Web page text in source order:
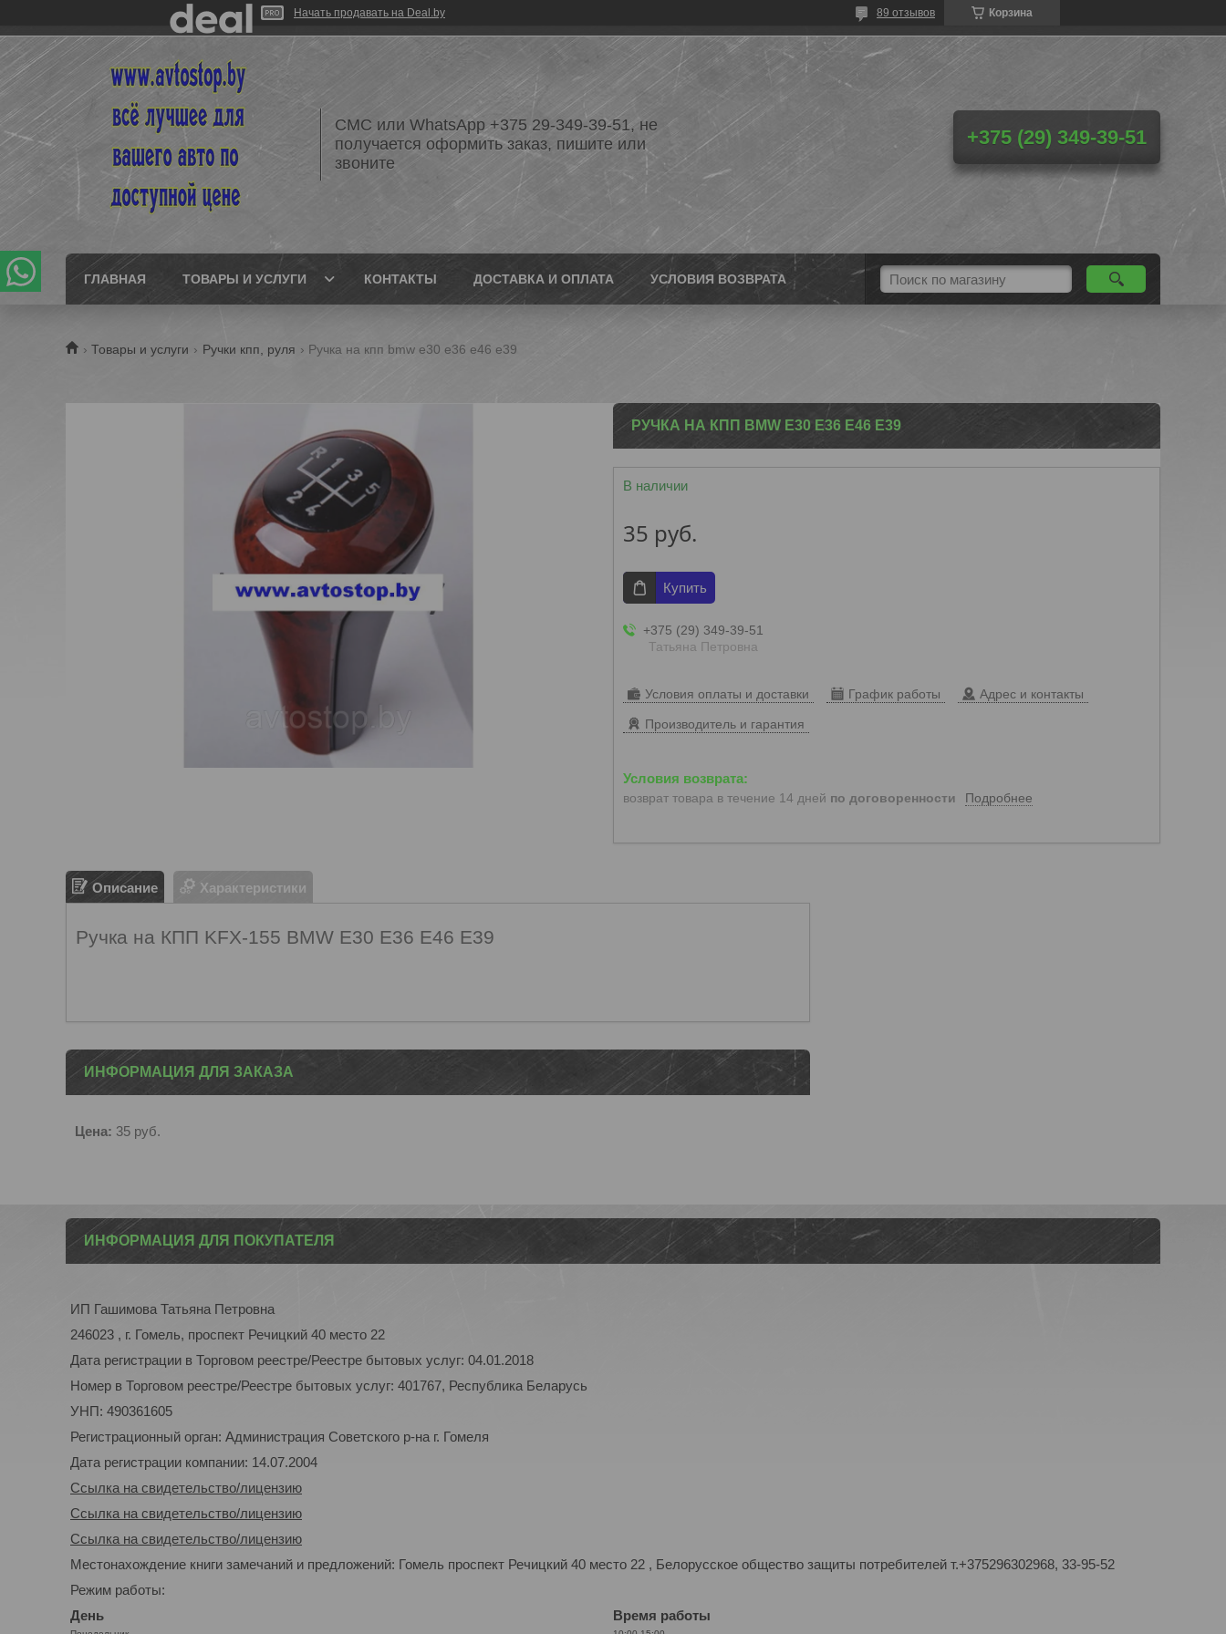
Начать продавать на Deal.by Корзина
89 отзывов
СМС или WhatsApp +375 29-349-39-51, не
получается оформить заказ, пишите или
звоните
+375 (29) 349-39-51
ГЛАВНАЯ ТОВАРЫ И УСЛУГИ КОНТАКТЫ ДОСТАВКА И ОПЛАТА УСЛОВИЯ ВОЗВРАТА
Товары и услуги Ручки кпп, руля Ручка на кпп bmw e30 e36 e46 e39
РУЧКА НА КПП BMW E30 E36 E46 E39
В наличии
35 руб.
Купить
+375 (29) 349-39-51
Татьяна Петровна
Условия оплаты и доставки График работы Адрес и контакты
Производитель и гарантия
возврат товара в течение 14 дней по договоренности Подробнее
Описание Характеристики
Ручка на КПП KFX-155 BMW E30 E36 E46 E39
ИНФОРМАЦИЯ ДЛЯ ЗАКАЗА
Цена: 35 руб.
ИНФОРМАЦИЯ ДЛЯ ПОКУПАТЕЛЯ
ИП Гашимова Татьяна Петровна
246023 , г. Гомель, проспект Речицкий 40 место 22
Дата регистрации в Торговом реестре/Реестре бытовых услуг: 04.01.2018
Номер в Торговом реестре/Реестре бытовых услуг: 401767, Республика Беларусь
УНП: 490361605
Регистрационный орган: Администрация Советского р-на г. Гомеля
Дата регистрации компании: 14.07.2004
Ссылка на свидетельство/лицензию
Ссылка на свидетельство/лицензию
Ссылка на свидетельство/лицензию
Местонахождение книги замечаний и предложений: Гомель проспект Речицкий 40 место 22 , Белорусское общество защиты потребителей т.+375296302968, 33-95-52
Режим работы:
День
Время работы